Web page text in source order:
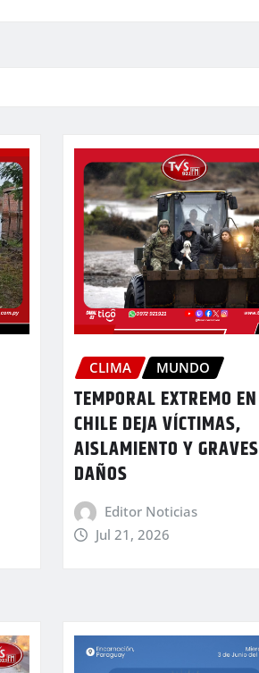
CLIMA MUNDO
TEMPORAL EXTREMO EN
CHILE DEJA VÍCTIMAS,
AISLAMIENTO Y GRAVES
DAÑOS
Editor Noticias
Jul 21, 2026